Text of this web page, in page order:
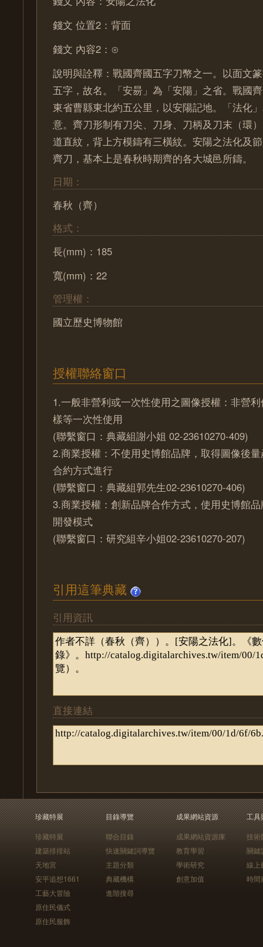
錢文 位置2：背面
錢文 內容2：⊙
說明與詮釋：戰國齊國五字刀幣之一。以面文
五字，故名。「安昜」為「安陽」之省。戰國
東省曹縣東北約五公里，以安陽記地。「法化
意。齊刀形制有刀尖、刀身、刀柄及刀末（環
道直紋，背上方模鑄有三橫紋。安陽之法化及
齊刀，基本上是春秋時期齊的各大城邑所鑄。
日期：
春秋（齊）
格式：
長(mm)：185
寬(mm)：22
管理權：
國立歷史博物館
授權聯絡窗口
1.一般非營利或一次性使用之圖像授權：非營
樣等一次性使用
(聯繫窗口：典藏組謝小姐 02-23610270-409)
2.商業授權：不使用史博館品牌，取得圖像後
合約方式進行
(聯繫窗口：典藏組郭先生02-23610270-406)
3.商業授權：創新品牌合作方式，使用史博館
開發模式
(聯繫窗口：研究組辛小姐02-23610270-207)
引用這筆典藏
引用資訊
直接連結
珍藏特展
珍藏特展
建築排排站
天地宮
安平追想1661
工藝大冒險
原住民儀式
原住民服飾
目錄導覽
聯合目錄
快速關鍵詞導覽
主題分類
典藏機構
進階搜尋
成果網站資源
成果網站資源庫
教育學習
學術研究
創意加值
工具
技術
關鍵
線上
時間